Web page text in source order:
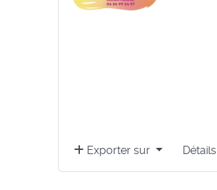
Exporter sur Détails